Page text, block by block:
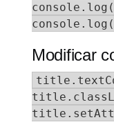
Modificar